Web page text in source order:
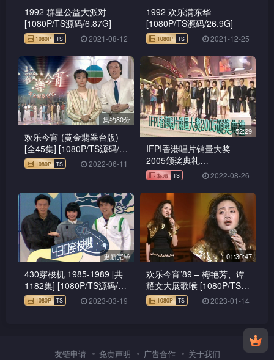
1080P TS 1080P
1992 群星公益大派对
[1080P/TS源码/6.87G]
1080P
2021-08-12
1992 欢乐满东华
[1080P/TS源码/26.9G]
1080P
2021-12-25
集约80分
欢乐今宵 (黄金翡翠台版)
[全45集] [1080P/TS源码/集
约5.5G]
2022-06-11
52:29
IFPI香港唱片销量大奖
2005颁奖典礼
[576p/TS/1.84G] [TVS3]
2022-08-26
更新完毕
430穿梭机 1985-1989 [共
1182集] [1080P/TS源码/大
小不等]
2023-03-19
01:30:47
欢乐今宵’89 – 梅艳芳、谭
耀文大展歌喉 [1080P/TS源
码/6.61G]
2023-01-14
友链申请 免责声明 广告合作 关于我们